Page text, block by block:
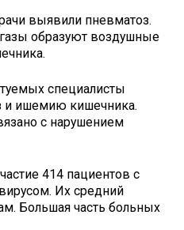
выявили пневматоз.
образуют воздушные
специалисты
и ишемию кишечника.
с нарушением
414 пациентов с
Их средний
Большая часть больных